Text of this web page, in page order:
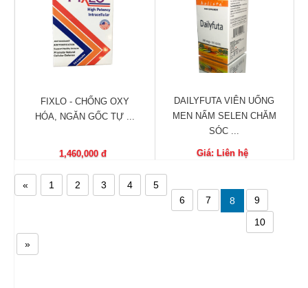
FIXLO - CHỐNG OXY
HÓA, NGĂN GỐC TỰ ...
1,460,000 đ
DAILYFUTA VIÊN UỐNG
MEN NẤM SELEN CHĂM
SÓC ...
Giá: Liên hệ
« 1 2 3 4
5
6
7 8
9
10
»